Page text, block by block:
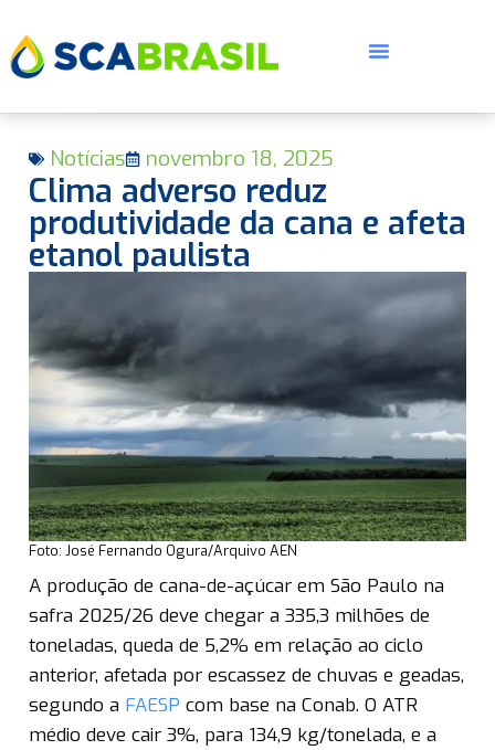
Notícias novembro 18, 2025
Clima adverso reduz
produtividade da cana e afeta
etanol paulista
Foto: José Fernando Ogura/Arquivo AEN
A produção de cana-de-açúcar em São Paulo na
safra 2025/26 deve chegar a 335,3 milhões de
toneladas, queda de 5,2% em relação ao ciclo
anterior, afetada por escassez de chuvas e geadas,
segundo a FAESP com base na Conab. O ATR
médio deve cair 3%, para 134,9 kg/tonelada, e a